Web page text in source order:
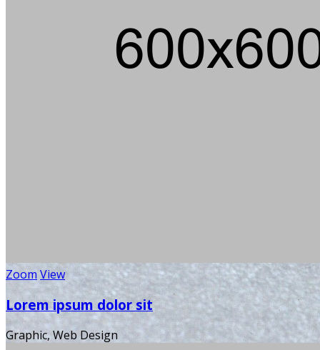
ZoomView
Lorem ipsum dolor sit
Graphic, Web Design